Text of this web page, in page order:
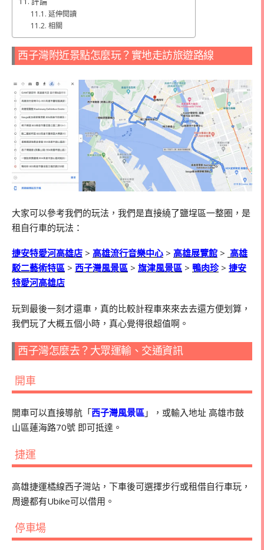
延伸閱讀
相關
西子灣附近景點怎麼玩？實地走訪旅遊路線
大家可以參考我們的玩法，我們是直接繞了鹽埕區一整圈，是
租自行車的玩法：
捷安特愛河高雄店 > 高雄流行音樂中心 > 高雄展覽館 > 高雄
駁二藝術特區 > 西子灣風景區 > 旗津風景區 > 鴨肉珍> 捷安
特愛河高雄店
玩到最後一刻才還車，真的比較計程車來來去去還方便划算，
我們玩了大概五個小時，真心覺得很超值啊。
西子灣怎麼去？大眾運輸、交通資訊
開車
開車可以直接導航「西子灣風景區 」，或輸入地址 高雄市鼓
山區蓮海路70號 即可抵達。
捷運
高雄捷運橘線西子灣站，下車後可選擇步行或租借自行車玩，
周邊都有Ubike可以借用。
停車場